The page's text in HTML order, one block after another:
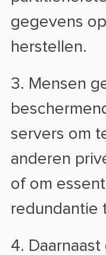
gegevens
herstellen.
3. Mensen
servers om
anderen
of om
redundantie
4.